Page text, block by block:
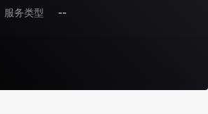
服务类型
--